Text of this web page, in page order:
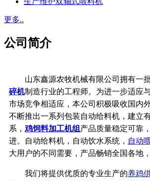
更多..
公司简介
山东鑫源农牧机械有限公司拥有一
碎机制造行业的工程师。为进一步适应
市场竞争相适应，本公司积极吸收国内
不断推出一系列包装自动给料机，建立
系， 鸡饲料加工机组产品质量稳定可靠
进。自动给料机，自动饮水系统， 自动
大用户的不同需要，产品畅销全国各地
我们将提供优质的专业生产的养鸡